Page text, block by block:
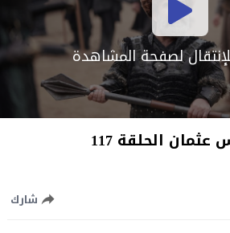
لصفحة المشاهدة
الحلقة 117
شارك